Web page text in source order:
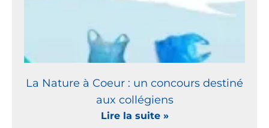
La Nature à Coeur : un concours destiné
aux collégiens
Lire la suite »